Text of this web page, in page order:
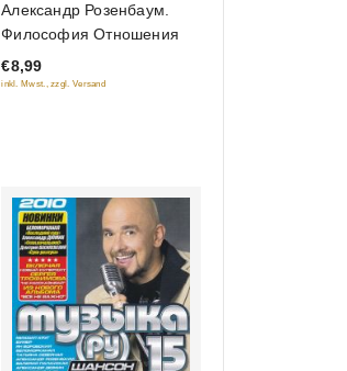
of
5
Александр Розенбаум.
Философия Отношения
€8,99
inkl. Mwst., zzgl. Versand